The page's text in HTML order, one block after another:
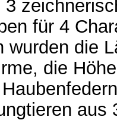
3
für 4
wurden die
die
aus